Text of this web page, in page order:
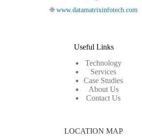
🌐 www.datamatrixinfotech.com
Useful Links
Technology
Services
Case Studies
About Us
Contact Us
LOCATION MAP